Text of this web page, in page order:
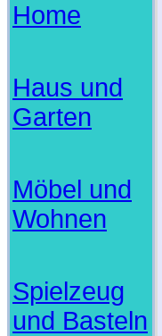
Home
Haus und
Garten
Möbel und
Wohnen
Spielzeug
und Basteln